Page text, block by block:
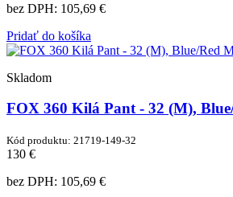
bez DPH: 105,69 €
Pridať do košíka
Skladom
FOX 360 Kilá Pant - 32 (M),
Kód produktu: 21719-149-32
130 €
bez DPH: 105,69 €